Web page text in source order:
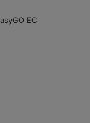
EC